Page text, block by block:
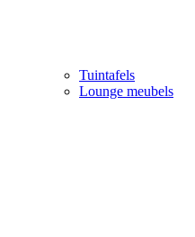
Tuintafels
Lounge meubels